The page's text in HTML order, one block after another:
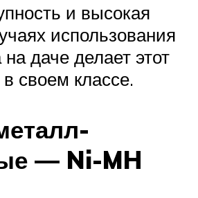
и высокая
использования
даче делает этот
своем классе.
— Ni-MH